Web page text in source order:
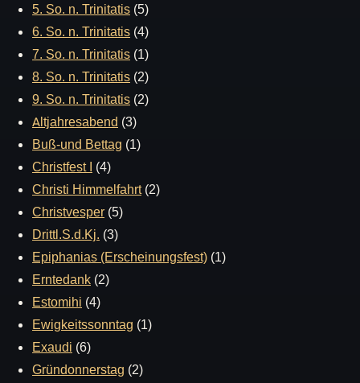
5. So. n. Trinitatis (5)
6. So. n. Trinitatis (4)
7. So. n. Trinitatis (1)
8. So. n. Trinitatis (2)
9. So. n. Trinitatis (2)
Altjahresabend (3)
Buß-und Bettag (1)
Christfest I (4)
Christi Himmelfahrt(2)
Christvesper (5)
Drittl.S.d.Kj. (3)
Epiphanias (Erscheinungsfest) (1)
Erntedank (2)
Estomihi (4)
Ewigkeitssonntag (1)
Exaudi (6)
Gründonnerstag (2)